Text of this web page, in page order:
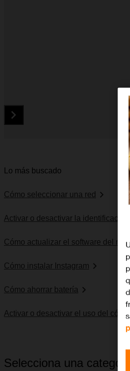
Diapositiva 1 de 5. Orange Rise 51
Lo más buscado
Cómo seleccionar una red
Activar o desactivar la identificación
Cómo actualizar el software del
Cómo instalar Instagram
Cómo ahorrar batería
Activar o desactivar el uso del
Selecciona una categoría